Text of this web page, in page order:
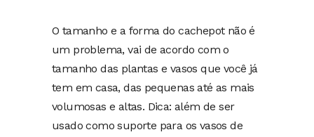
O tamanho e a forma do cachepot não é
um problema, vai de acordo com o
tamanho das plantas e vasos que você já
tem em casa, das pequenas até as mais
volumosas e altas. Dica: além de ser
usado como suporte para os vasos de